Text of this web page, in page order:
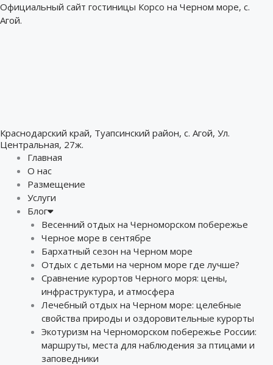
Перейти
к
Официальный сайт гостиницы Корсо на Черном море, с.
Агой.
Краснодарский край, Туапсинский район, с. Агой, Ул.
Центральная, 27ж.
Главная
О нас
Размещение
Услуги
Блог
Весенний отдых на Черноморском побережье
Черное море в сентябре
Бархатный сезон на Черном море
Отдых с детьми на черном море где лучше?
Сравнение курортов Черного моря: цены,
инфраструктура, и атмосфера
Лечебный отдых на Черном море: целебные
свойства природы и оздоровительные курорты
Экотуризм на Черноморском побережье России:
маршруты, места для наблюдения за птицами и
заповедники